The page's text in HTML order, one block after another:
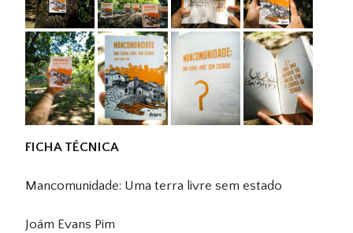
FICHA TÉCNICA
Mancomunidade: Uma terra livre sem estado
Joám Evans Pim